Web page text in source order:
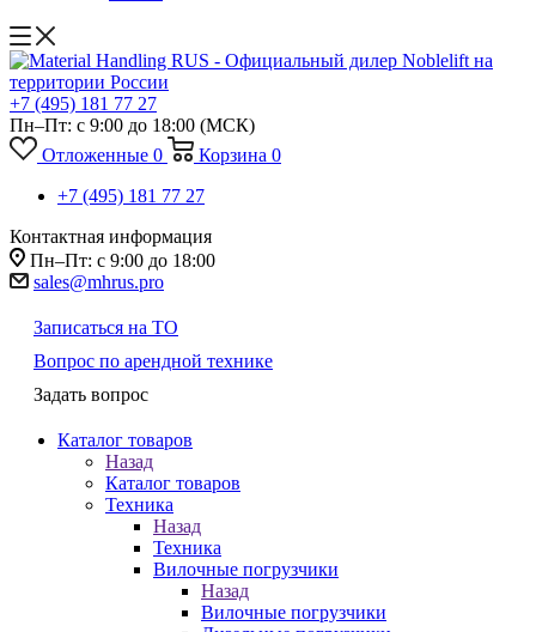
+7 (495) 181 77 27
Пн–Пт: с 9:00 до 18:00 (МСК)
Отложенные 0 Корзина 0
+7 (495) 181 77 27
Контактная информация
Пн–Пт: с 9:00 до 18:00
sales@mhrus.pro
Записаться на ТО
Вопрос по арендной технике
Задать вопрос
Каталог товаров
Назад
Каталог товаров
Техника
Назад
Техника
Вилочные погрузчики
Назад
Вилочные погрузчики